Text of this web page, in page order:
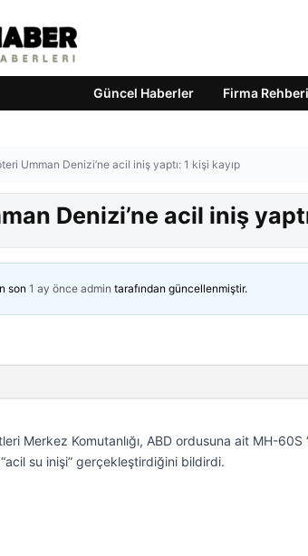
Güncel Haberler Firma Rehberi
Umman Denizi’ne acil iniş yaptı: 1 kişi kayıp
Denizi’ne acil iniş
son 1 ay önce admin tarafından güncellenmiştir.
Merkez Komutanlığı, ABD ordusuna ait MH-
su inişi” gerçekleştirdiğini bildirdi.